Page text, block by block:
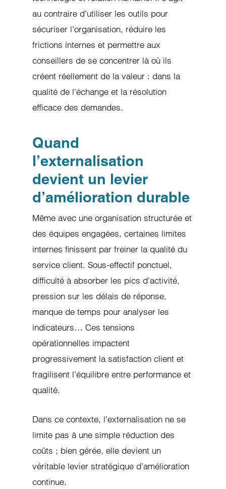
au contraire d’utiliser les outils pour
sécuriser l’organisation, réduire les
frictions internes et permettre aux
conseillers de se concentrer là où ils
créent réellement de la valeur : dans la
qualité de l’échange et la résolution
efficace des demandes.
Quand
l’externalisation
devient un levier
d’amélioration durable
Même avec une organisation structurée et
des équipes engagées, certaines limites
internes finissent par freiner la qualité du
service client. Sous-effectif ponctuel,
difficulté à absorber les pics d’activité,
pression sur les délais de réponse,
manque de temps pour analyser les
indicateurs… Ces tensions
opérationnelles impactent
progressivement la satisfaction client et
fragilisent l’équilibre entre performance et
qualité.
Dans ce contexte, l’externalisation ne se
limite pas à une simple réduction des
coûts ; bien gérée, elle devient un
véritable levier stratégique d’amélioration
continue.